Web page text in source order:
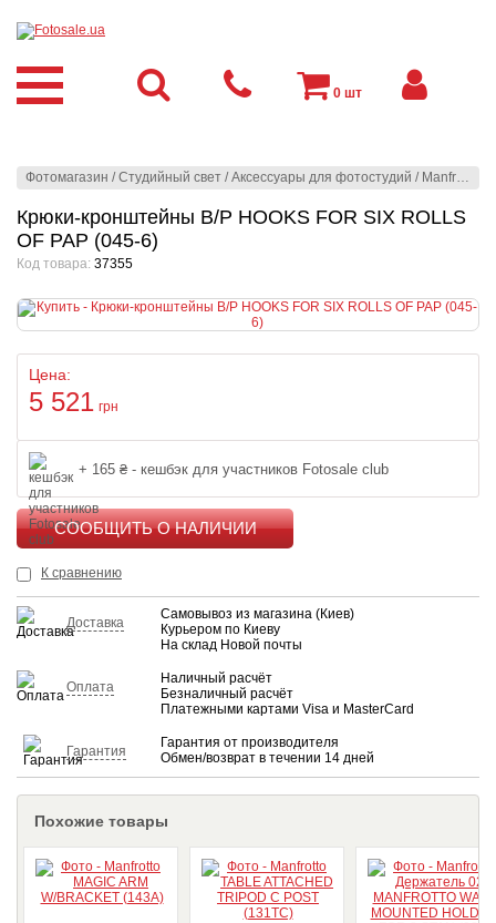
Фотомагазин /Студийный свет /Аксессуары для фотостудий / Manfrotto
Крюки-кронштейны B/P HOOKS FOR SIX ROLLS
OF PAP (045-6)
Код товара: 37355
Цена:
5 521 грн
+ 165 ₴ - кешбэк для участников Fotosale club
К сравнению
Доставка
Самовывоз из магазина (Киев)
Курьером по Киеву
На склад Новой почты
Оплата
Наличный расчёт
Безналичный расчёт
Платежными картами Visa и MasterCard
Гарантия
Гарантия от производителя
Обмен/возврат в течении 14 дней
Похожие товары
0 шт